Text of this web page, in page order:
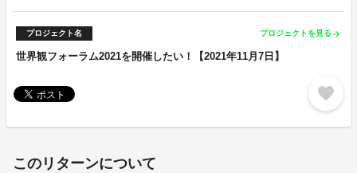
プロジェクト名 プロジェクトを見る arrow_forward
世界観フォーラム2021を開催したい！【2021年11月7日】
favorite
このリターンについて